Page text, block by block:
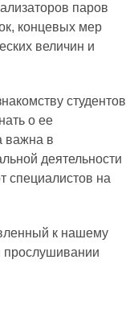
паров
концевых мер
величин и
студентов
о ее
важна в
деятельности
специалистов на
к нашему
прослушивании